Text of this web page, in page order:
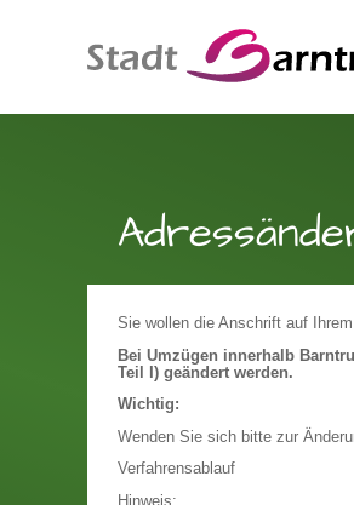
Sie wollen die Anschrift auf
Bei Umzügen innerhalb
Teil I) geändert werden.
Wichtig:
Wenden Sie sich bitte zur
Verfahrensablauf
Hinweis: